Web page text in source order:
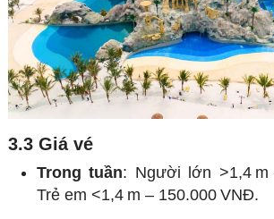
3.3 Giá vé
Trong tuần: Người lớn >1,4 m
Trẻ em <1,4 m – 150.000 VNĐ.